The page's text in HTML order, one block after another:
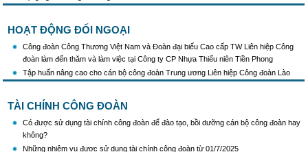
HOẠT ĐỘNG ĐỐI NGOẠI
Công đoàn Công Thương Việt Nam và Đoàn đại biểu Cao cấp TW Liên hiệp Công
đoàn làm đến thăm và làm việc tại Công ty CP Nhựa Thiếu niên Tiền Phong
Tập huấn nâng cao cho cán bộ công đoàn Trung ương Liên hiệp Công đoàn Lào
TÀI CHÍNH CÔNG ĐOÀN
Có được sử dụng tài chính công đoàn để đào tạo, bồi dưỡng cán bộ công đoàn hay
không?
Những nhiệm vụ được sử dụng tài chính công đoàn từ 01/7/2025